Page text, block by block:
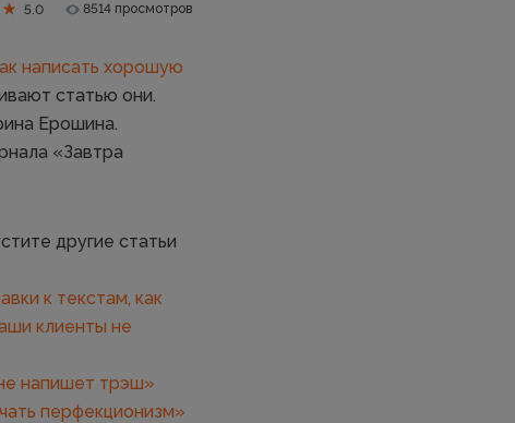
5.0 8514 просмотров
написать хорошую
статью они.
Ерошина.
«Завтра
другие статьи
к текстам, как
клиенты не
напишет трэш»
перфекционизм»